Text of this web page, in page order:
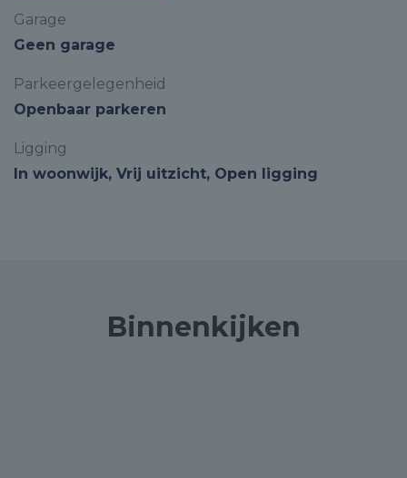
Garage
Geen garage
Parkeergelegenheid
Openbaar parkeren
Ligging
In woonwijk, Vrij uitzicht, Open ligging
Binnenkijken